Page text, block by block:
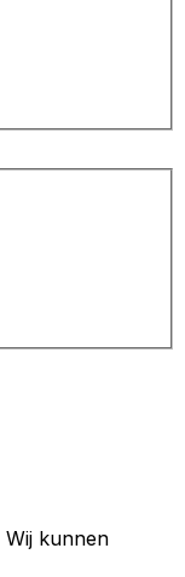
Wij kunnen